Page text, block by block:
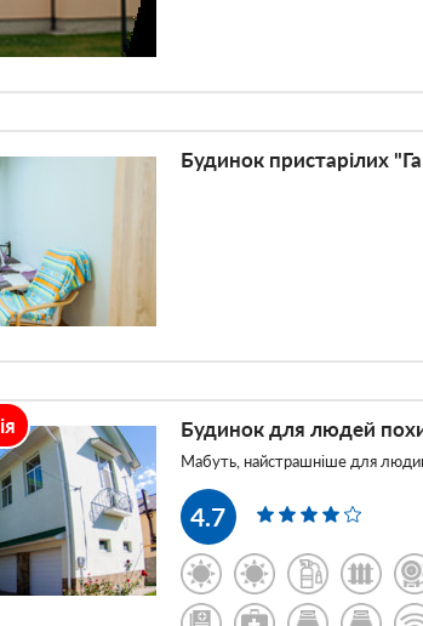
Будинок пристарілих
Будинок для людей
Мабуть, найстрашніше для
4.7